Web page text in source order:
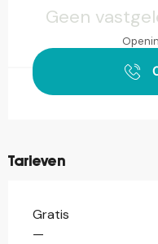
Geen
Tarieven
Tarieven 2026
Gratis
—